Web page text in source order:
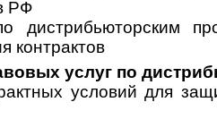
РФ
дистрибьюторским
контрактов
услуг по
условий для